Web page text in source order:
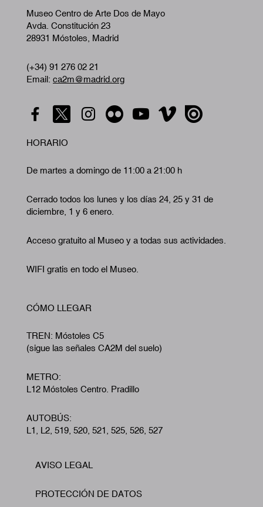
Museo Centro de Arte Dos de Mayo
Avda. Constitución 23
28931 Móstoles, Madrid
(+34) 91 276 02 21
Email: ca2m@madrid.org
HORARIO
De martes a domingo de 11:00 a 21:00 h
Cerrado todos los lunes y los días 24, 25 y 31 de
diciembre, 1 y 6 enero.
Acceso gratuito al Museo y a todas sus actividades.
WIFI gratis en todo el Museo.
CÓMO LLEGAR
TREN: Móstoles C5
(sigue las señales CA2M del suelo)
METRO:
L12 Móstoles Centro. Pradillo
AUTOBÚS:
L1, L2, 519, 520, 521, 525, 526, 527
Footer
AVISO LEGAL
PROTECCIÓN DE DATOS